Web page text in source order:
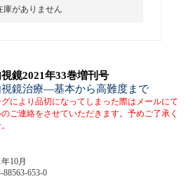
庫がありません
鏡2021年33巻増刊号
鏡治療―基本から高難度まで
により品切になってしまった際はメールにて
ご連絡をさせていただきます。予めご了承く
10月
88563-653-0